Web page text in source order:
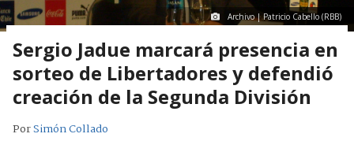
Archivo | Patricio Cabello (RBB)
Sergio Jadue marcará presencia en
sorteo de Libertadores y defendió
creación de la Segunda División
PorSimón Collado